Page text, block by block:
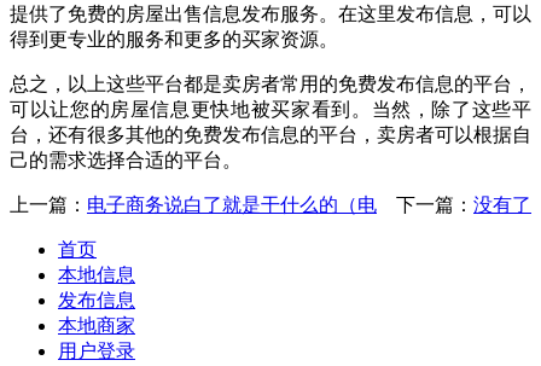
提供了免费的房屋出售信息发布服务。在这里发布信息，可以
得到更专业的服务和更多的买家资源。
总之，以上这些平台都是卖房者常用的免费发布信息的平台，
可以让您的房屋信息更快地被买家看到。当然，除了这些平
台，还有很多其他的免费发布信息的平台，卖房者可以根据自
己的需求选择合适的平台。
上一篇： 电子商务说白了就是干什么的（电 下一篇： 没有了
首页
本地信息
发布信息
本地商家
用户登录